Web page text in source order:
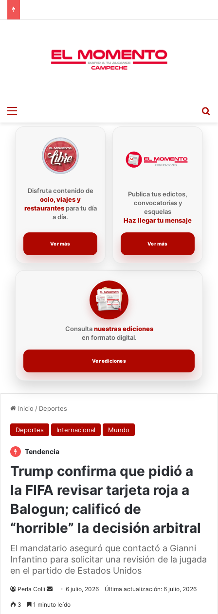
Menu
Disfruta contenido de
ocio, viajes y
restaurantespara tu día
a día.
Ver más
Consultanuestras ediciones
en formato digital.
Ver ediciones
Publica tus edictos,
convocatorias y
esquelas
Haz llegar tu mensaje
Ver más
Inicio / Deportes
Deportes Internacional Mundo
Tendencia
Trump confirma que pidió a
la FIFA revisar tarjeta roja a
Balogun; calificó de
“horrible” la decisión arbitral
El mandatario aseguró que contactó a Gianni
Infantino para solicitar una revisión de la jugada
en el partido de Estados Unidos
Perla Colli
Send6 julio, 2026 Última actualización: 6 julio, 2026
3 1 minuto leído